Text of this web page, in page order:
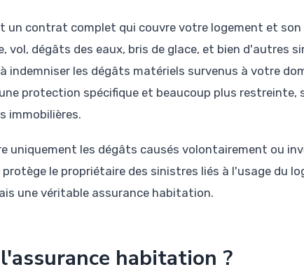
un contrat complet qui couvre votre logement et
vol, dégâts des eaux, bris de glace, et bien d'autres
indemniser les dégâts matériels survenus à votre
protection spécifique et beaucoup plus restreinte,
immobilières.
uniquement les dégâts causés volontairement ou
protège le propriétaire des sinistres liés à l'usage du
une véritable assurance habitation.
habitation ?